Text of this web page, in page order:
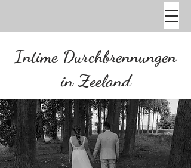
Intime Durchbrennungen
in Zeeland